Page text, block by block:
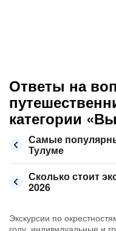
Ответы на
категории
Самые
Тулуме
Сколько стоит
2026
Экскурсии по
году, индивидуальные и